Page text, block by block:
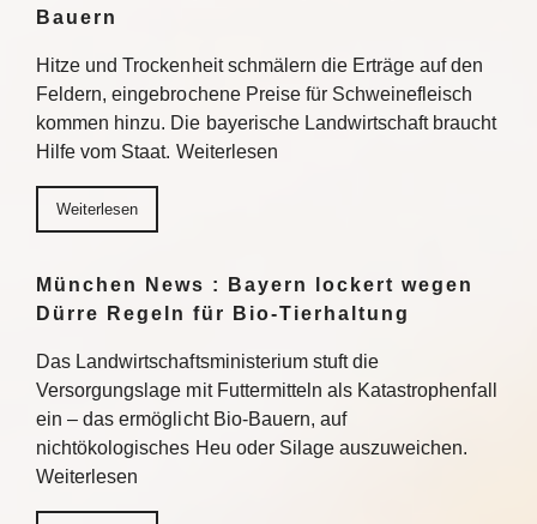
Bauern
Hitze und Trockenheit schmälern die Erträge auf den
Feldern, eingebrochene Preise für Schweinefleisch
kommen hinzu. Die bayerische Landwirtschaft braucht
Hilfe vom Staat. Weiterlesen
Weiterlesen
München News : Bayern lockert wegen
Dürre Regeln für Bio-Tierhaltung
Das Landwirtschaftsministerium stuft die
Versorgungslage mit Futtermitteln als Katastrophenfall
ein – das ermöglicht Bio-Bauern, auf
nichtökologisches Heu oder Silage auszuweichen.
Weiterlesen